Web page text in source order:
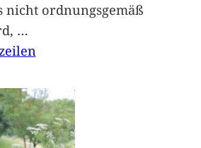
nicht ordnungsgemäß
…